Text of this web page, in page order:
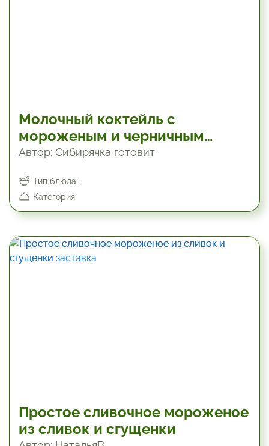
Молочный коктейль с
мороженым и черничным
сиропом
Автор: Сибирячка готовит
Тип блюда:
Категория:
Простое сливочное мороженое
из сливок и сгущенки